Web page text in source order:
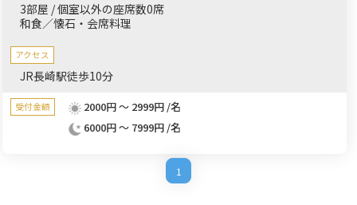
3部屋 / 個室以外の座席数0席
和食／懐石・会席料理
アクセス
JR長崎駅徒歩10分
受付金額
2000円 ～ 2999円 /名
6000円 ～ 7999円 /名
1